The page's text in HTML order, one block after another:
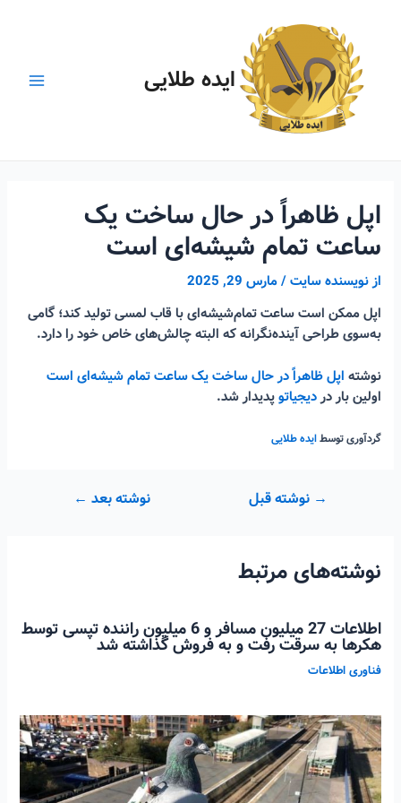
ایده طلایی
اپل ظاهراً در حال ساخت یک
ساعت تمام شیشه‌ای است
ازنویسنده سایت/مارس 29, 2025
اپل ممکن است ساعت تمام‌شیشه‌ای با قاب لمسی تولید کند؛ گامی
به‌سوی طراحی آینده‌نگرانه که البته چالش‌های خاص خود را دارد.
نوشته اپل ظاهراً در حال ساخت یک ساعت تمام شیشه‌ای است
اولین بار دردیجیاتوپدیدار شد.
گردآوری توسطایده طلایی
راهبری
→ نوشته قبل نوشته بعد ←
نوشته‌های مرتبط
اطلاعات 27 میلیون مسافر و 6 میلیون راننده تپسی توسط
هکرها به سرقت رفت و به فروش گذاشته شد
فناوری اطلاعات